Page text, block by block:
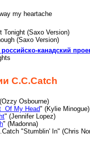
my heartache
Tonight (Saxo Version)
(Saxo Version)
канадский
C.C.Catch
Osbourne)
Of My Head" (Kylie Minogue)
" (Jennifer Lopez)
" (Madonna)
"Stumblin' In" (Chris